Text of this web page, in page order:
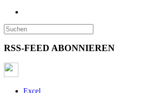
RSS-FEED ABONNIEREN
Excel